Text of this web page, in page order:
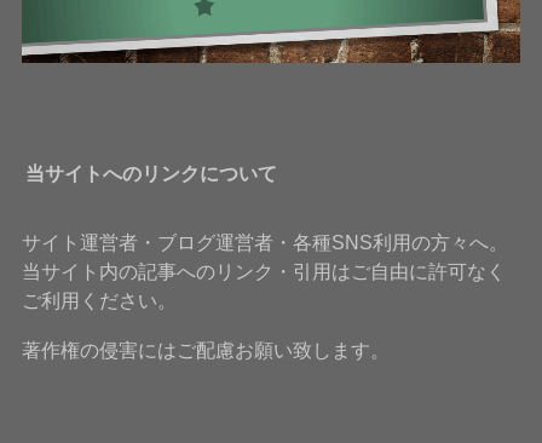
当サイトへのリンクについて
サイト運営者・ブログ運営者・各種SNS利用の方々へ。
当サイト内の記事へのリンク・引用はご自由に許可なく
ご利用ください。
著作権の侵害にはご配慮お願い致します。